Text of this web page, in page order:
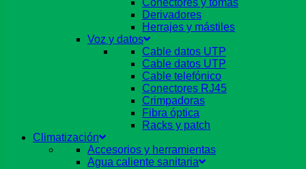
Conectores y tomas
Derivadores
Herrajes y mástiles
Voz y datos
Cable datos UTP
Cable datos UTP
Cable telefónico
Conectores RJ45
Crimpadoras
Fibra óptica
Racks y patch
Climatización
Accesorios y herramientas
Agua caliente sanitaria